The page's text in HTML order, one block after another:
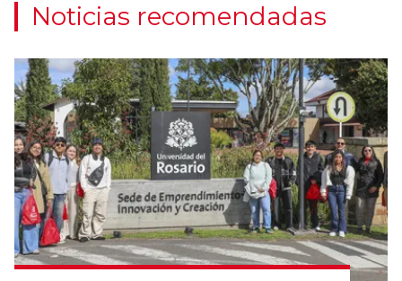
Noticias recomendadas